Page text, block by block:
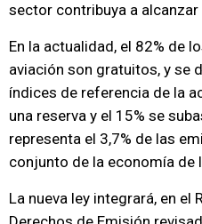
sector contribuya a
En la actualidad, el 82% de
aviación son gratuitos, y se
índices de referencia de la
una reserva y el 15% se
representa el 3,7% de las
conjunto de la economía de
La nueva ley integrará, en el